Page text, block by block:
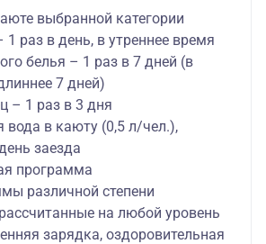
выбранной категории
раз в день, в утреннее время
белья – 1 раз в 7 дней (в
7 дней)
– 1 раз в 3 дня
вода в каюту (0,5 л/чел.),
заезда
программа
различной степени
на любой уровень
зарядка, оздоровительная